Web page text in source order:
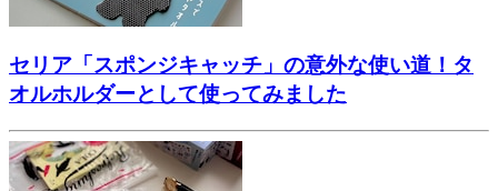
セリア「スポンジキャッチ」の意外な使い道！タ
オルホルダーとして使ってみました